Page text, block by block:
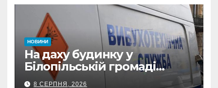
НОВИНИ
На даху будинку у
Білопільській громаді
знайшли 120-мм міну
8 СЕРПНЯ, 2026